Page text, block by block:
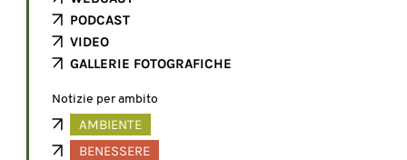
PODCAST
VIDEO
GALLERIE FOTOGRAFICHE
Notizie per ambito
AMBIENTE
BENESSERE